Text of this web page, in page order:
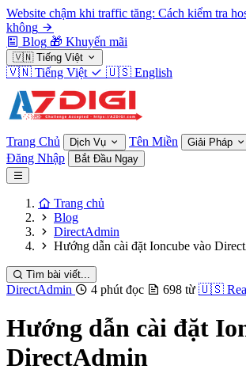
Website chậm khi traffic tăng: Cách kiểm tra
không
Blog 🎁 Khuyến mãi
🇻🇳 Tiếng Việt
🇻🇳 Tiếng Việt 🇺🇸 English
Trang Chủ Dịch Vụ Tên Miền Giải Pháp
Đăng Nhập Bắt Đầu Ngay
Trang chủ
Blog
DirectAdmin
Hướng dẫn cài đặt Ioncube vào
Tìm bài viết...
DirectAdmin 4 phút đọc 698 từ 🇺🇸
Hướng dẫn cài đặt
DirectAdmin